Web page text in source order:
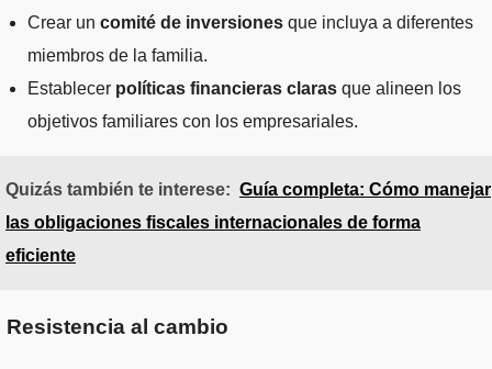
Crear un comité de inversiones que incluya a diferentes
miembros de la familia.
Establecer políticas financieras claras que alineen los
objetivos familiares con los empresariales.
Quizás también te interese: Guía completa: Cómo manejar
las obligaciones fiscales internacionales de forma
eficiente
Resistencia al cambio